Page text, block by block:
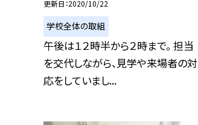
更新日 2020/10/22
学校全体の取組
午後は１２時半から２時まで。 担当
を交代しながら、見学や来場者の対
応をしていまし...